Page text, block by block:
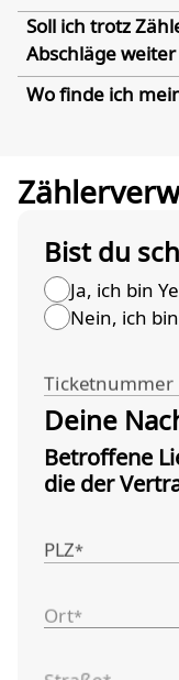
Soll ich trotz
Abschläge
Wo finde ich
Bist du
Ja, ich bin
Nein, ich
Ticketnummer
Deine
Betroffene
die der
PLZ*
Ort*